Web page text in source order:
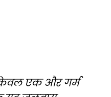
एक और गर्म